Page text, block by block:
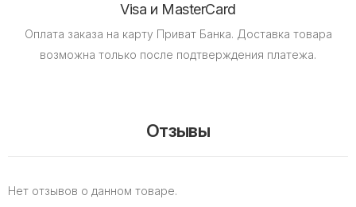
Visa и MasterCard
Оплата заказа на карту Приват Банка. Доставка товара
возможна только после подтверждения платежа.
Отзывы
Нет отзывов о данном товаре.